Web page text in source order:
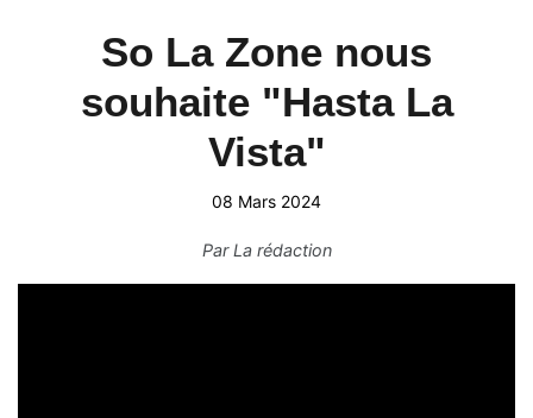
So La Zone nous
souhaite "Hasta La
Vista"
08 Mars 2024
ParLa rédaction